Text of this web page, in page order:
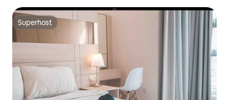
Superhost
Superhost